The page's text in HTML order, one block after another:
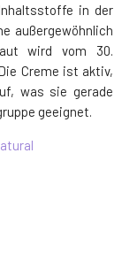
in der
außergewöhnlich
wird vom 30.
Creme ist aktiv,
was sie gerade
geeignet.